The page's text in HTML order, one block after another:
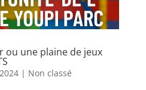
ou une plaine de jeux
| Non classé